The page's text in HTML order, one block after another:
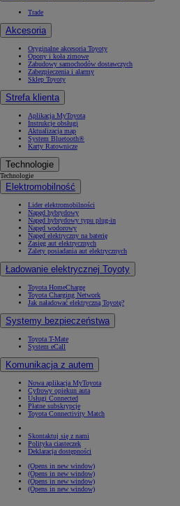
Trade
Akcesoria
Oryginalne akcesoria Toyoty
Opony i koła zimowe
Zabudowy samochodów dostawczych
Zabezpieczenia i alarmy
Sklep Toyoty
Strefa klienta
Aplikacja MyToyota
Instrukcje obsługi
Aktualizacja map
System Bluetooth®
Karty Ratownicze
Technologie
Technologie
Elektromobilność
Lider elektromobilności
Napęd hybrydowy
Napęd hybrydowy typu plug-in
Napęd wodorowy
Napęd elektryczny na baterię
Zasięg aut elektrycznych
Zalety posiadania aut elektrycznych
Ładowanie elektrycznej Toyoty
Toyota HomeCharge
Toyota Charging Network
Jak naładować elektryczną Toyotę?
Systemy bezpieczeństwa
Toyota T-Mate
System eCall
Komunikacja z autem
Nowa aplikacja MyToyota
Cyfrowy opiekun auta
Usługi Connected
Płatne subskrypcje
Toyota Connectivity Match
Skontaktuj się z nami
Polityka ciasteczek
Deklaracja dostępności
(Opens in new window)
(Opens in new window)
(Opens in new window)
(Opens in new window)